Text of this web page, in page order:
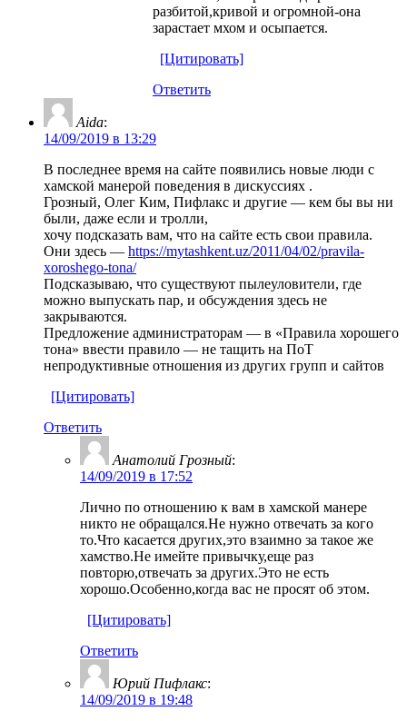
разбитой,кривой и огромной-она
зарастает мхом и осыпается.
[Цитировать]
Ответить
Aida:
14/09/2019 в 13:29
В последнее время на сайте появились новые люди с
хамской манерой поведения в дискуссиях .
Грозный, Олег Ким, Пифлакс и другие — кем бы вы ни
были, даже если и тролли,
хочу подсказать вам, что на сайте есть свои правила.
Они здесь — https://mytashkent.uz/2011/04/02/pravila-
xoroshego-tona/
Подсказываю, что существуют пылеуловители, где
можно выпускать пар, и обсуждения здесь не
закрываются.
Предложение администраторам — в «Правила хорошего
тона» ввести правило — не тащить на ПоТ
непродуктивные отношения из других групп и сайтов
[Цитировать]
Ответить
Анатолий Грозный:
14/09/2019 в 17:52
Лично по отношению к вам в хамской манере
никто не обращался.Не нужно отвечать за кого
то.Что касается других,это взаимно за такое же
хамство.Не имейте привычку,еще раз
повторю,отвечать за других.Это не есть
хорошо.Особенно,когда вас не просят об этом.
[Цитировать]
Ответить
Юрий Пифлакс:
14/09/2019 в 19:48